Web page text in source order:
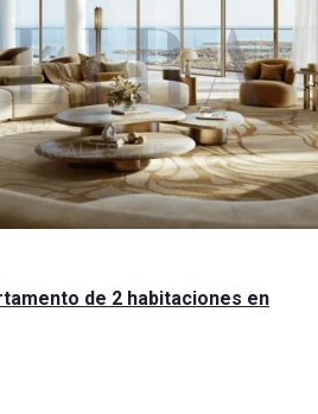
de 2 habitaciones en